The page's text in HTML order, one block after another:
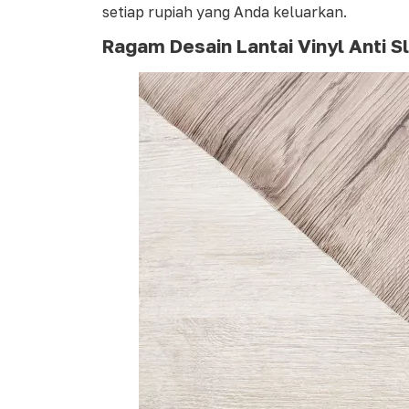
setiap rupiah yang Anda keluarkan.
Ragam Desain Lantai Vinyl Anti